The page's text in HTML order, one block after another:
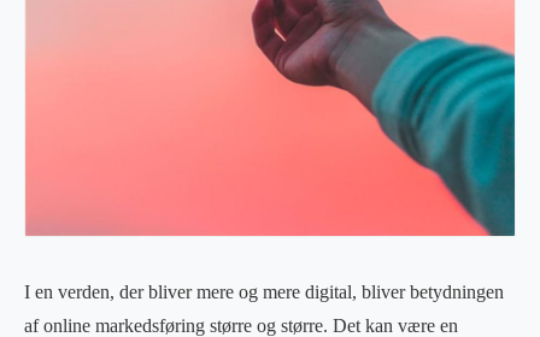
I en verden, der bliver mere og mere digital, bliver betydningen
af online markedsføring større og større. Det kan være en